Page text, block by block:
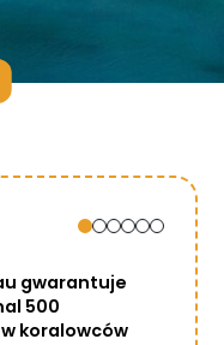
gwarantuje
500
koralowców